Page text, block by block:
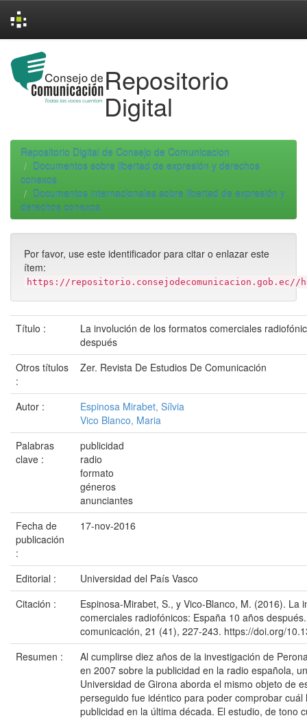
navigation
Repositorio
Digital
Repositorio Digital de Consejo de Comunicacion
Documentos sobre libertad de expresión y derechos
conexos
Documentos internacionales sobre libertad de expresión y
derechos conexos
Por favor, use este identificador para citar o enlazar este
ítem:
https://repositorio.consejodecomunicacion.gob.ec//
Título :
La involución de los formatos comerciales
después
Otros títulos
:
Zer. Revista De Estudios De Comunicación
Autor :
Espinosa Mirabet, Sílvia
Vico Blanco, Maria
Palabras
clave :
publicidad
radio
formato
géneros
anunciantes
Fecha de
publicación
:
17-nov-2016
Editorial :
Universidad del País Vasco
Citación :
Espinosa-Mirabet, S., y Vico-Blanco, M. (2016). La
comerciales radiofónicos: España 10 años
comunicación, 21 (41), 227-243. https://doi.org/
Resumen :
Al cumplirse diez años de la investigación de
en 2007 sobre la publicidad en la radio española,
Universidad de Girona aborda el mismo objeto de
perseguido fue idéntico para poder comprobar
publicidad en la última década. El estudio, de tono